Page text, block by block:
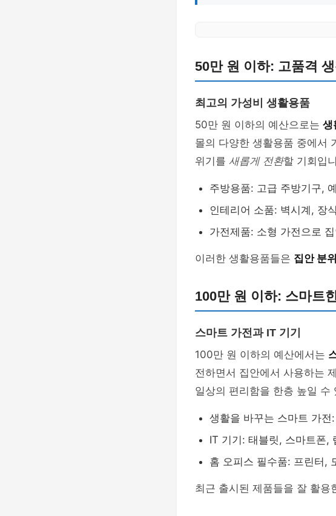
50만 원 이하: 고품격
최고의 가성비 생활용품
50만 원 이하의 예산으로는 생
몰의 다양한 생활용품 중에서
위기를 새롭게 전환할 기회입
주방용품: 고급 주방기구,
인테리어 소품: 벽시계, 장
가전제품: 소형 가전으로
이러한 생활용품들은 집안 분
100만 원 이하: 스마트
스마트 가전과 IT 기기
100만 원 이하의 예산에서는
전하면서 집안에서 사용하는
일상의 편리함을 한층 높일 수
생활을 바꾸는 스마트 가전
IT 기기: 태블릿, 스마트폰,
홈 오피스 필수품: 프린터,
최근 출시된 제품들을 잘 활용